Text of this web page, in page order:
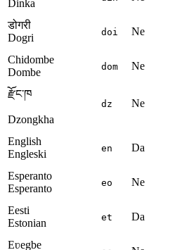
Dinka
डोगरी
Dogri
doi Ne
Chidombe
Dombe
dom Ne
རྫོང་ཁ
Dzongkha
dz Ne
English
Engleski
en Da
Esperanto
Esperanto
eo Ne
Eesti
Estonian
et Da
Eʋegbe